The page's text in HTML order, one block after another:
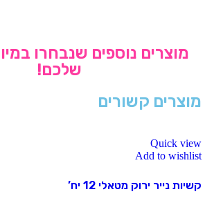
מוצרים נוספים שנבחרו
שלכם!
מוצרים קשורים
Quick view
Add to wishlist
קשיות נייר ירוק מטאלי 12 יח’